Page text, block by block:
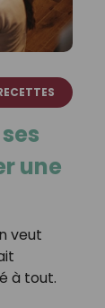
une
veut
à tout.